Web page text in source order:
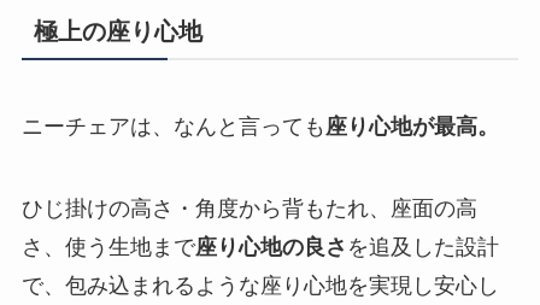
極上の座り心地
ニーチェアは、なんと言っても 座り心地が最高。
ひじ掛けの高さ・角度から背もたれ、座面の高
さ、使う生地まで座り心地の良さ を追及した設計
で、包み込まれるような座り心地を実現し安心し